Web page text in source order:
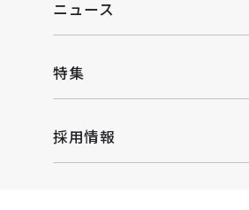
ニュース
特集
採用情報